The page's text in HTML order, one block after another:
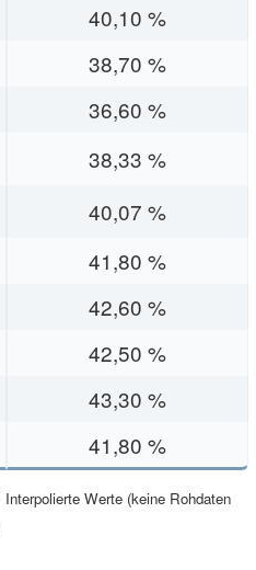
40,10 %
38,70 %
36,60 %
38,33 %
40,07 %
41,80 %
42,60 %
42,50 %
43,30 %
41,80 %
Interpolierte Werte (keine Rohdaten